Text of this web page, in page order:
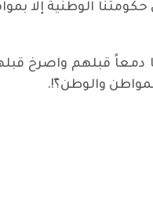
الوطنية إلا
قبلهم واصرخ قبلهم
والوطن؟ّ!.